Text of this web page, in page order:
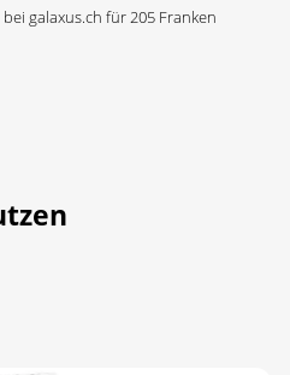
galaxus.ch für 205 Franken